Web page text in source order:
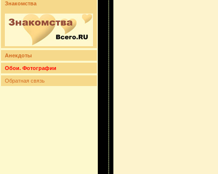
Знакомства
Анекдоты
Обои. Фотографии
Обратная связь